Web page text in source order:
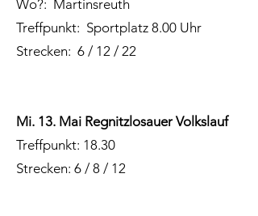
Wo?: Martinsreuth
Treffpunkt: Sportplatz 8.00 Uhr
Strecken: 6 / 12 / 22
Mi. 13. Mai Regnitzlosauer Volkslauf
Treffpunkt: 18.30
Strecken: 6 / 8 / 12